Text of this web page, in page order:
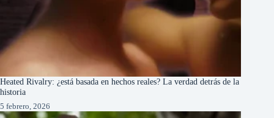
Heated Rivalry: ¿está basada en hechos reales? La verdad detrás de la
historia
5 febrero, 2026